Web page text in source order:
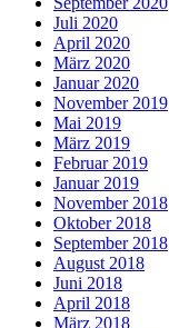
Juli 2020
April 2020
März 2020
Januar 2020
November 2019
Mai 2019
März 2019
Februar 2019
Januar 2019
November 2018
Oktober 2018
September 2018
August 2018
Juni 2018
April 2018
März 2018